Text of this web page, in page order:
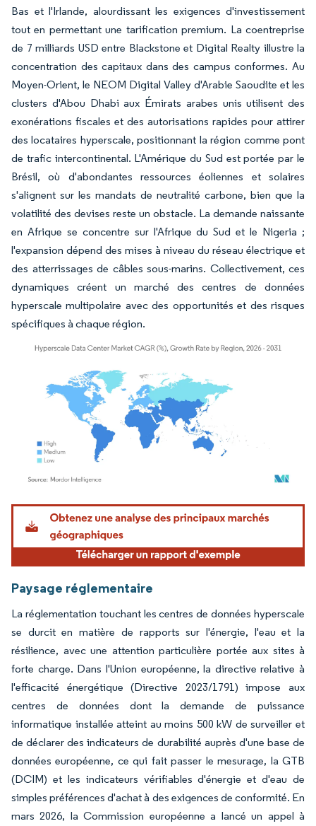
Bas et l'Irlande, alourdissant les exigences d'investissement
tout en permettant une tarification premium. La coentreprise
de 7 milliards USD entre Blackstone et Digital Realty illustre la
concentration des capitaux dans des campus conformes. Au
Moyen-Orient, le NEOM Digital Valley d'Arabie Saoudite et les
clusters d'Abou Dhabi aux Émirats arabes unis utilisent des
exonérations fiscales et des autorisations rapides pour attirer
des locataires hyperscale, positionnant la région comme pont
de trafic intercontinental. L'Amérique du Sud est portée par le
Brésil, où d'abondantes ressources éoliennes et solaires
s'alignent sur les mandats de neutralité carbone, bien que la
volatilité des devises reste un obstacle. La demande naissante
en Afrique se concentre sur l'Afrique du Sud et le Nigeria ;
l'expansion dépend des mises à niveau du réseau électrique et
des atterrissages de câbles sous-marins. Collectivement, ces
dynamiques créent un marché des centres de données
hyperscale multipolaire avec des opportunités et des risques
spécifiques à chaque région.
Image © Mordor Intelligence. La réutilisation nécessite une attribution sous CC BY
Paysage réglementaire
La réglementation touchant les centres de données hyperscale
se durcit en matière de rapports sur l'énergie, l'eau et la
résilience, avec une attention particulière portée aux sites à
forte charge. Dans l'Union européenne, la directive relative à
l'efficacité énergétique (Directive 2023/1791) impose aux
centres de données dont la demande de puissance
informatique installée atteint au moins 500 kW de surveiller et
de déclarer des indicateurs de durabilité auprès d'une base de
données européenne, ce qui fait passer le mesurage, la GTB
(DCIM) et les indicateurs vérifiables d'énergie et d'eau de
simples préférences d'achat à des exigences de conformité. En
mars 2026, la Commission européenne a lancé un appel à